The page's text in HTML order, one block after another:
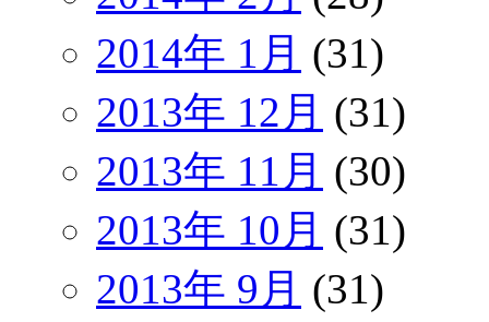
2014年 1月 (31)
2013年 12月 (31)
2013年 11月 (30)
2013年 10月 (31)
2013年 9月 (31)